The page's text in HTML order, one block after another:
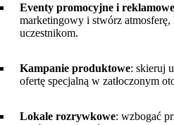
Eventy promocyjne i reklamowe
marketingowy i stwórz
uczestnikom.
Kampanie produktowe: skieruj
ofertę specjalną w zatłoczonym
Lokale rozrywkowe: wzbogać